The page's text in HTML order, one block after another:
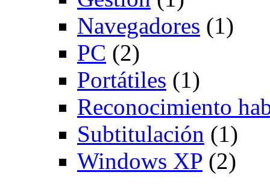
Navegadores (1)
PC (2)
Portátiles (1)
Reconocimiento
Subtitulación (1)
Windows XP (2)